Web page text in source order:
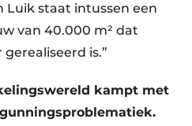
Luik staat intussen een
van 40.000 m² dat
is.”
kampt met